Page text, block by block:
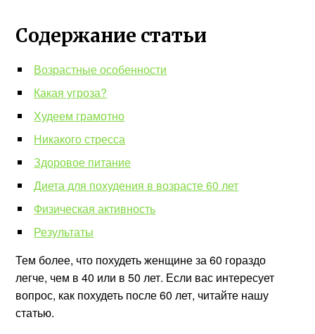
Содержание статьи
Возрастные особенности
Какая угроза?
Худеем грамотно
Никакого стресса
Здоровое питание
Диета для похудения в возрасте 60 лет
Физическая активность
Результаты
Тем более, что похудеть женщине за 60 гораздо
легче, чем в 40 или в 50 лет. Если вас интересует
вопрос, как похудеть после 60 лет, читайте нашу
статью.